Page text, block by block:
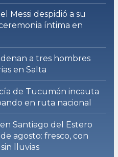
Messi despidió a su
íntima en
a tres hombres
en Salta
de Tucumán incauta
en ruta nacional
Santiago del Estero
agosto: fresco, con
lluvias